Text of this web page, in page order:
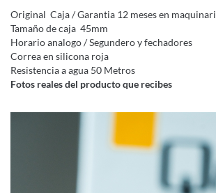
Original Caja / Garantia 12 meses en
Tamaño de caja 45mm
Horario analogo / Segundero y fechadores
Correa en silicona roja
Resistencia a agua 50 Metros
Fotos reales del producto que recibes